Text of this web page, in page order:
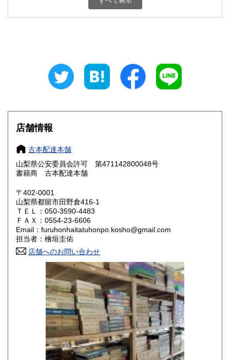
800円 三重県
大阪府
奈良県
鳥取県 800円 島根県
岡山県
山口県 800円
香川県 800円 愛媛県
高知県 800円
800円 長崎県
800円 大分県
800円 鹿児島県
1,500円
店舗情報
古本配達本舗
山梨県公安委員会許可 第471142800048号
書籍商 古本配達本舗
〒402-0001
山梨県都留市田野倉416-1
ＴＥＬ：050-3590-4483
ＦＡＸ：0554-23-6606
Email：furuhonhaitatuhonpo.kosho@gmail.com
担当者：檜垣圭佑
店舗へのお問い合わせ